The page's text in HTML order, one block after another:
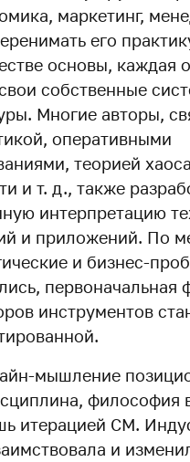
маркетинг,
его
основы, каждая
собственные
Многие авторы,
оперативными
теорией
и т. д., также
интерпретацию
и приложений. По
и бизнес-
инструментов
мышление
философия
итерацией СМ.
и